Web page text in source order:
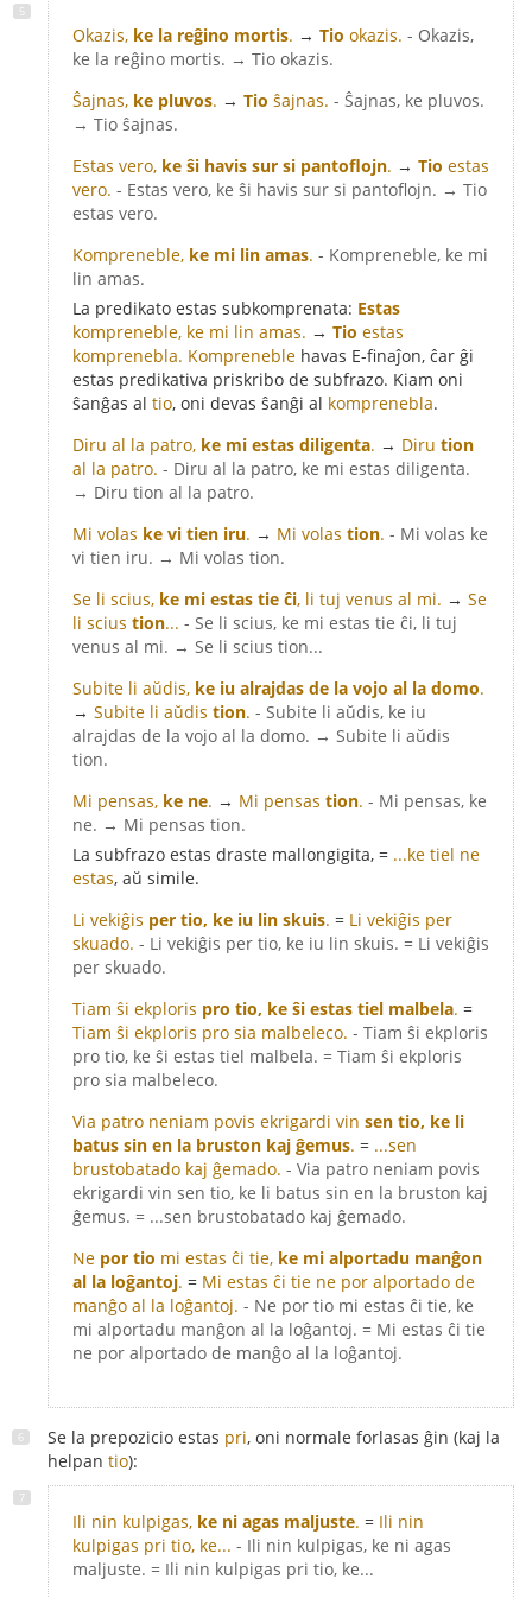
Okazis, ke la reĝino mortis. → Tio okazis. - Okazis,
ke la reĝino mortis. → Tio okazis.
Ŝajnas, ke pluvos. → Tio ŝajnas. - Ŝajnas, ke pluvos.
→ Tio ŝajnas.
Estas vero, ke ŝi havis sur si pantoflojn. → Tio estas
vero. - Estas vero, ke ŝi havis sur si pantoflojn. → Tio
estas vero.
Kompreneble, ke mi lin amas. - Kompreneble, ke mi
lin amas.
La predikato estas subkomprenata: Estas
kompreneble, ke mi lin amas. → Tio estas
komprenebla. Kompreneble havas E-finaĵon, ĉar ĝi
estas predikativa priskribo de subfrazo. Kiam oni
ŝanĝas al tio, oni devas ŝanĝi al komprenebla.
Diru al la patro, ke mi estas diligenta. → Diru tion
al la patro. - Diru al la patro, ke mi estas diligenta.
→ Diru tion al la patro.
Mi volas ke vi tien iru. → Mi volas tion. - Mi volas ke
vi tien iru. → Mi volas tion.
Se li scius, ke mi estas tie ĉi, li tuj venus al mi. → Se
li scius tion... - Se li scius, ke mi estas tie ĉi, li tuj
venus al mi. → Se li scius tion...
Subite li aŭdis, ke iu alrajdas de la vojo al la domo.
→ Subite li aŭdis tion. - Subite li aŭdis, ke iu
alrajdas de la vojo al la domo. → Subite li aŭdis
tion.
Mi pensas, ke ne. → Mi pensas tion. - Mi pensas, ke
ne. → Mi pensas tion.
La subfrazo estas draste mallongigita, = ...ke tiel ne
estas, aŭ simile.
Li vekiĝis per tio, ke iu lin skuis. = Li vekiĝis per
skuado. - Li vekiĝis per tio, ke iu lin skuis. = Li vekiĝis
per skuado.
Tiam ŝi ekploris pro tio, ke ŝi estas tiel malbela. =
Tiam ŝi ekploris pro sia malbeleco. - Tiam ŝi ekploris
pro tio, ke ŝi estas tiel malbela. = Tiam ŝi ekploris
pro sia malbeleco.
Via patro neniam povis ekrigardi vin sen tio, ke li
batus sin en la bruston kaj ĝemus. = ...sen
brustobatado kaj ĝemado. - Via patro neniam povis
ekrigardi vin sen tio, ke li batus sin en la bruston kaj
ĝemus. = ...sen brustobatado kaj ĝemado.
Ne por tio mi estas ĉi tie, ke mi alportadu manĝon
al la loĝantoj. = Mi estas ĉi tie ne por alportado de
manĝo al la loĝantoj. - Ne por tio mi estas ĉi tie, ke
mi alportadu manĝon al la loĝantoj. = Mi estas ĉi tie
ne por alportado de manĝo al la loĝantoj.
Se la prepozicio estas pri, oni normale forlasas ĝin (kaj la
helpan tio):
Ili nin kulpigas, ke ni agas maljuste. = Ili nin
kulpigas pri tio, ke... - Ili nin kulpigas, ke ni agas
maljuste. = Ili nin kulpigas pri tio, ke...